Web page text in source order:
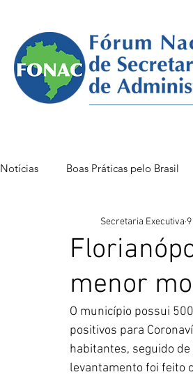
Notícias Boas Práticas pelo Brasil
FONAC 85 VITÓRIA
menor
Secretaria Executiva
O município possui
positivos para
habitantes, seguido
levantamento foi feito